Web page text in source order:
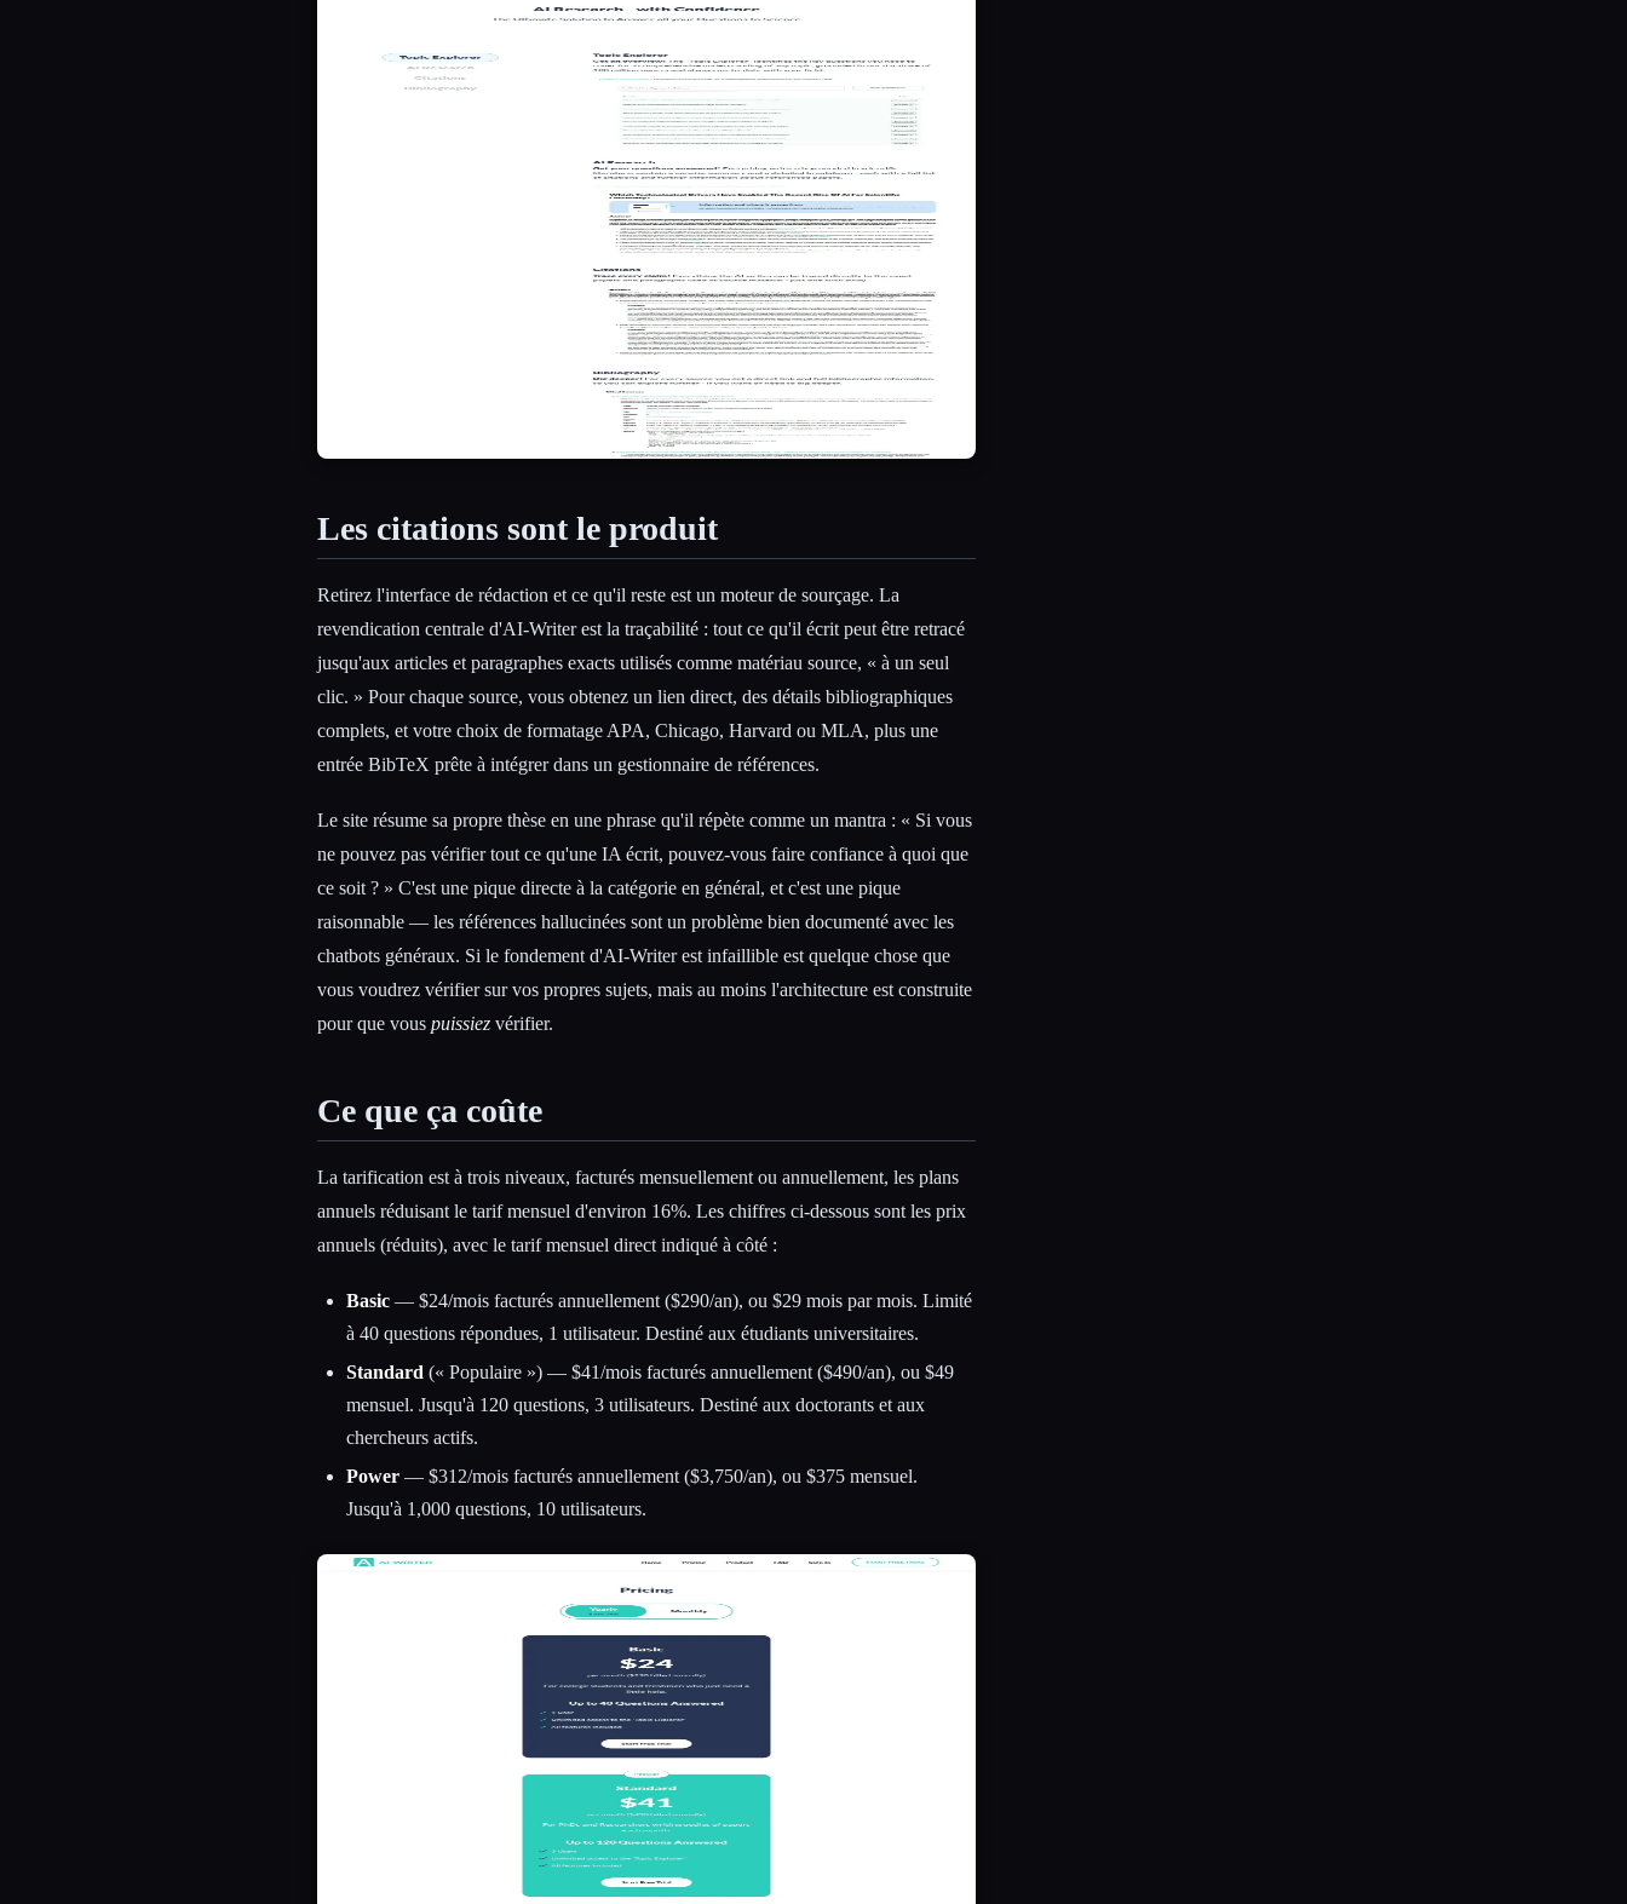
Les citations sont le produit
Retirez l'interface de rédaction et ce qu'il reste est un moteur de sourçage. La
revendication centrale d'AI-Writer est la traçabilité : tout ce qu'il écrit peut être retracé
jusqu'aux articles et paragraphes exacts utilisés comme matériau source, « à un seul
clic. » Pour chaque source, vous obtenez un lien direct, des détails bibliographiques
complets, et votre choix de formatage APA, Chicago, Harvard ou MLA, plus une
entrée BibTeX prête à intégrer dans un gestionnaire de références.
Le site résume sa propre thèse en une phrase qu'il répète comme un mantra : « Si vous
ne pouvez pas vérifier tout ce qu'une IA écrit, pouvez-vous faire confiance à quoi que
ce soit ? » C'est une pique directe à la catégorie en général, et c'est une pique
raisonnable — les références hallucinées sont un problème bien documenté avec les
chatbots généraux. Si le fondement d'AI-Writer est infaillible est quelque chose que
vous voudrez vérifier sur vos propres sujets, mais au moins l'architecture est construite
pour que vous puissiez vérifier.
Ce que ça coûte
La tarification est à trois niveaux, facturés mensuellement ou annuellement, les plans
annuels réduisant le tarif mensuel d'environ 16%. Les chiffres ci-dessous sont les prix
annuels (réduits), avec le tarif mensuel direct indiqué à côté :
Basic — $24/mois facturés annuellement ($290/an), ou $29 mois par mois. Limité
à 40 questions répondues, 1 utilisateur. Destiné aux étudiants universitaires.
Standard (« Populaire ») — $41/mois facturés annuellement ($490/an), ou $49
mensuel. Jusqu'à 120 questions, 3 utilisateurs. Destiné aux doctorants et aux
chercheurs actifs.
Power — $312/mois facturés annuellement ($3,750/an), ou $375 mensuel.
Jusqu'à 1,000 questions, 10 utilisateurs.